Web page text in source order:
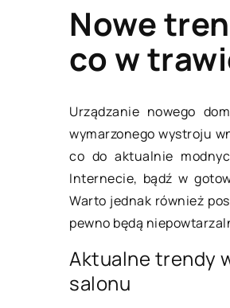
Nowe
co w
Urządzanie nowego
wymarzonego wystroju
co do aktualnie
Internecie, bądź w
Warto jednak również
pewno będą
Aktualne trendy
salonu